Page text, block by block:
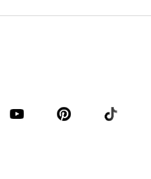
Premium